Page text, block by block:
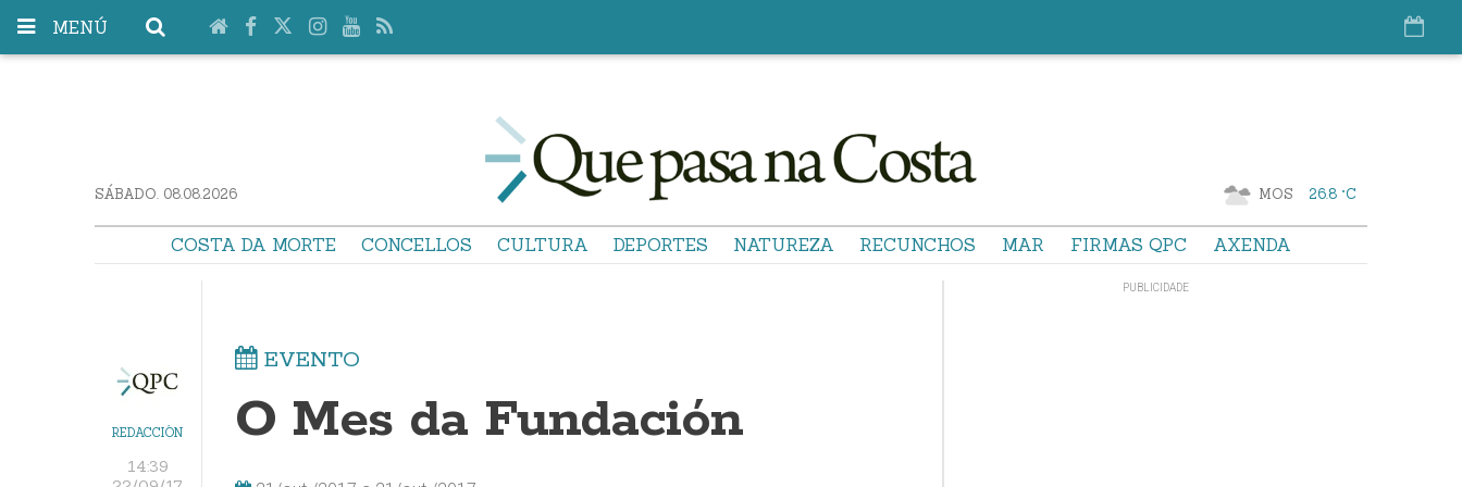
MENÚ
SÁBADO. 08.08.2026 MOS 26.8 °C
COSTA DA MORTE CONCELLOS CULTURA DEPORTES NATUREZA RECUNCHOS MAR FIRMAS QPC AXENDA
REDACCIÓN
14:39
EVENTO
O Mes da Fundación